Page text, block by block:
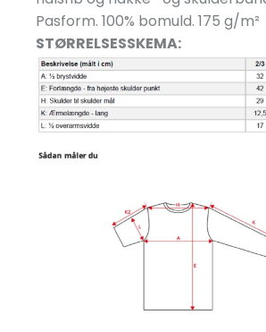
Pasform. 100% bomuld. 175 g/m²
STØRRELSESSKEMA: